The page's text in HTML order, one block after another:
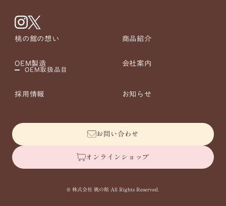
桃の館の想い 商品紹介
OEM製造
OEM取扱品目
会社案内
採用情報 お知らせ
お問い合わせ
オンラインショップ
© 株式会社 桃の館 All Rights Reserved.